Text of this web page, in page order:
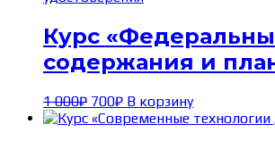
Курс
содержания и
1 000₽ Первоначальная
цена
700₽Текущая
цена:
В корзину